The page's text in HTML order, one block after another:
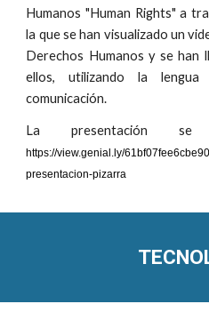
Humanos "Human Rights" a
la que se han visualizado un
Derechos Humanos y se han
ellos, utilizando la
comunicación.
La presentación
https://view.genial.ly/
presentacion-pizarra